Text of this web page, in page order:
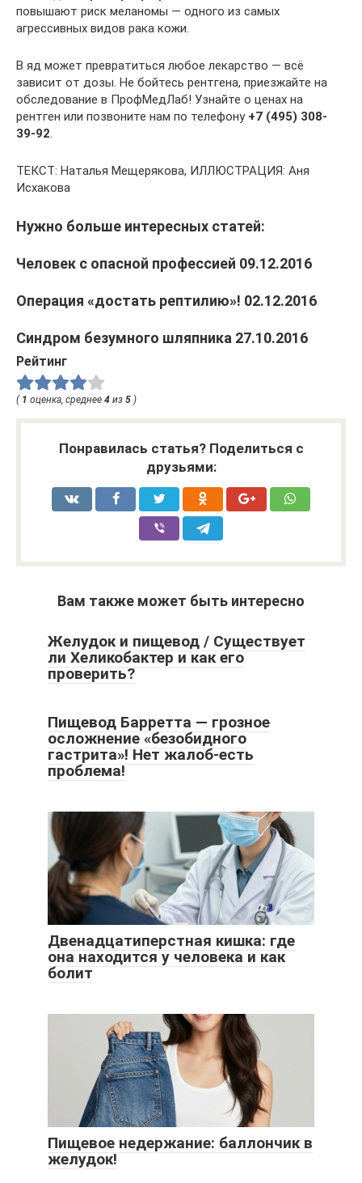
повышают риск меланомы — одного из самых
агрессивных видов рака кожи.
В яд может превратиться любое лекарство — всё
зависит от дозы. Не бойтесь рентгена, приезжайте на
обследование в ПрофМедЛаб! Узнайте о ценах на
рентген или позвоните нам по телефону +7 (495) 308-
39-92.
ТЕКСТ: Наталья Мещерякова, ИЛЛЮСТРАЦИЯ: Аня
Исхакова
Нужно больше интересных статей:
Человек с опасной профессией 09.12.2016
Операция «достать рептилию»! 02.12.2016
Синдром безумного шляпника 27.10.2016
Рейтинг
( 1 оценка, среднее 4 из 5 )
Понравилась статья? Поделиться с
друзьями:
Вам также может быть интересно
Желудок и пищевод / Существует
ли Хеликобактер и как его
проверить?
Пищевод Барретта — грозное
осложнение «безобидного
гастрита»! Нет жалоб-есть
проблема!
Двенадцатиперстная кишка: где
она находится у человека и как
болит
Пищевое недержание: баллончик в
желудок!